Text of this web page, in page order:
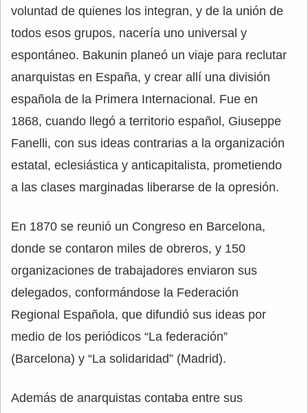
voluntad de quienes los integran, y de la unión de
todos esos grupos, nacería uno universal y
espontáneo. Bakunin planeó un viaje para reclutar
anarquistas en España, y crear allí una división
española de la Primera Internacional. Fue en
1868, cuando llegó a territorio español, Giuseppe
Fanelli, con sus ideas contrarias a la organización
estatal, eclesiástica y anticapitalista, prometiendo
a las clases marginadas liberarse de la opresión.
En 1870 se reunió un Congreso en Barcelona,
donde se contaron miles de obreros, y 150
organizaciones de trabajadores enviaron sus
delegados, conformándose la Federación
Regional Española, que difundió sus ideas por
medio de los periódicos “La federación”
(Barcelona) y “La solidaridad” (Madrid).
Además de anarquistas contaba entre sus